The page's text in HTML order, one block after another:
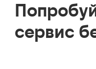
сервис